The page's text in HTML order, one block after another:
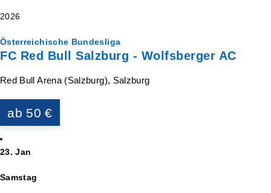
2026
Österreichische Bundesliga
FC Red Bull Salzburg - Wolfsberger AC
Red Bull Arena (Salzburg), Salzburg
ab 50 €
23. Jan
Samstag